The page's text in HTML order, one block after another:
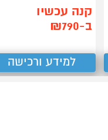
קנה עכשיו
ב-₪790
למידע ורכישה